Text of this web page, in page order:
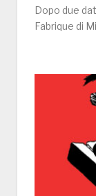
Dopo due
Fabrique di